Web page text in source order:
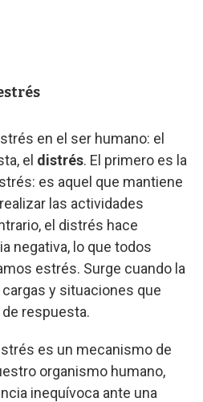
en el ser humano: el
el distrés. El primero es la
es aquel que mantiene
las actividades
el distrés hace
negativa, lo que todos
estrés. Surge cuando la
y situaciones que
respuesta.
es un mecanismo de
organismo humano,
inequívoca ante una